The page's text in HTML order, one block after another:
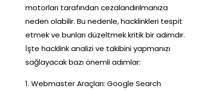
motorları tarafından cezalandırılmanıza
neden olabilir. Bu nedenle, hacklinkleri tespit
etmek ve bunları düzeltmek kritik bir adımdır.
İşte hacklink analizi ve takibini yapmanızı
sağlayacak bazı önemli adımlar:
1. Webmaster Araçları: Google Search